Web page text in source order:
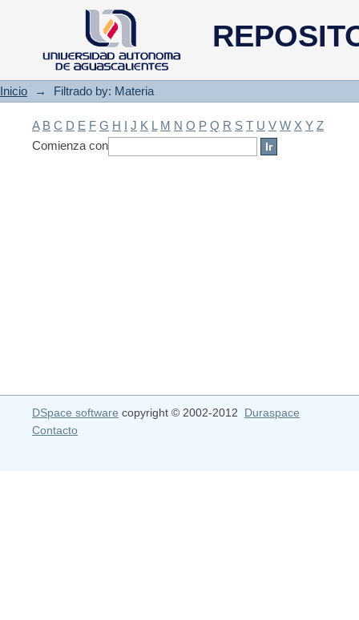
Filtrado by: Materia
Inicio → Filtrado by: Materia
A B C D E F G H I J K L M N O P Q R S T U V W X Y Z
Comienza con
DSpace software copyright © 2002-2012 Duraspace
Contacto